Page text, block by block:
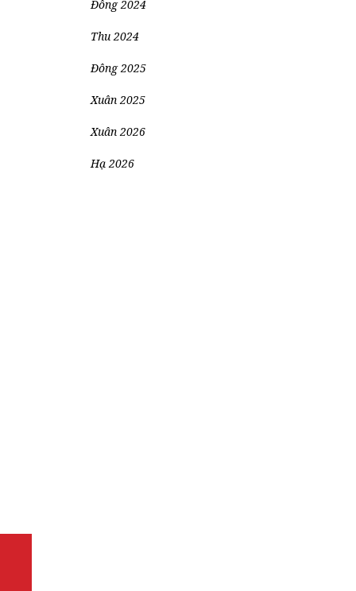
Đông 2024
Thu 2024
Đông 2025
Xuân 2025
Xuân 2026
Hạ 2026